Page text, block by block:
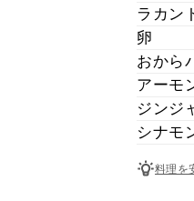
ラカン
卵
おから
アーモ
ジンジ
シナモ
料理を